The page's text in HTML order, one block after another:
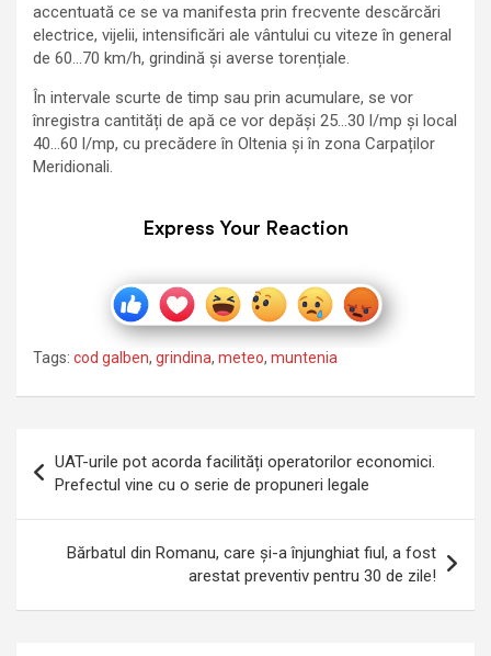
accentuată ce se va manifesta prin frecvente descărcări
electrice, vijelii, intensificări ale vântului cu viteze în general
de 60…70 km/h, grindină și averse torențiale.
În intervale scurte de timp sau prin acumulare, se vor
înregistra cantități de apă ce vor depăși 25…30 l/mp și local
40…60 l/mp, cu precădere în Oltenia și în zona Carpaților
Meridionali.
Express Your Reaction
Tags: cod galben, grindina, meteo, muntenia
în
articole
UAT-urile pot acorda facilități operatorilor economici.
Prefectul vine cu o serie de propuneri legale
Bărbatul din Romanu, care și-a înjunghiat fiul, a fost
arestat preventiv pentru 30 de zile!